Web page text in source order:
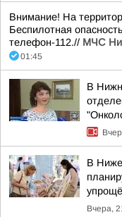
Внимание! На
Беспилотная
телефон-112.// МЧС
01:45
В
В
Вчера,